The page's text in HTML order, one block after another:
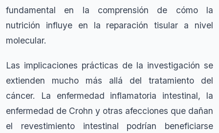
fundamental en la comprensión de cómo la
nutrición influye en la reparación tisular a nivel
molecular.
Las implicaciones prácticas de la investigación se
extienden mucho más allá del tratamiento del
cáncer. La enfermedad inflamatoria intestinal, la
enfermedad de Crohn y otras afecciones que dañan
el revestimiento intestinal podrían beneficiarse